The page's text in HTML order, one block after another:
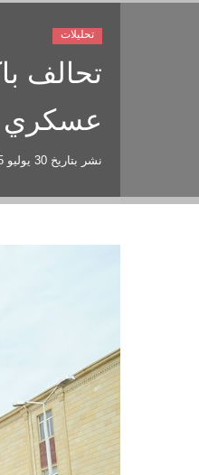
تحالف
عسكري
نشر بتاريخ 30 يوليو 2025
تحليلات